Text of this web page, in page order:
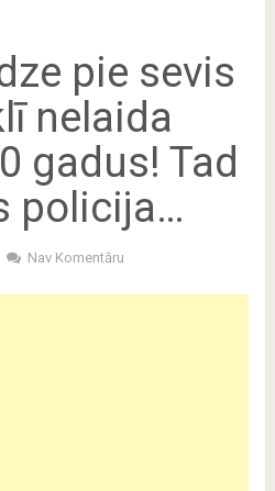
pie sevis
nelaida
gadus! Tad
policija…
Nav Komentāru